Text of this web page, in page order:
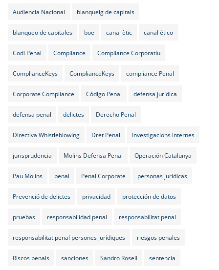
Audiencia Nacional blanqueig de capitals
blanqueo de capitales boe canal ètic canal ético
Codi Penal Compliance Compliance Corporatiu
ComplianceKeys ComplianceKeys compliance Penal
Corporate Compliance Código Penal defensa jurídica
defensa penal delictes Derecho Penal
Directiva Whistleblowing Dret Penal Investigacions internes
jurisprudencia Molins Defensa Penal Operación Catalunya
Pau Molins penal Penal Corporate personas jurídicas
Prevenció de delictes privacidad protección de datos
pruebas responsabilidad penal responsabilitat penal
responsabilitat penal persones jurídiques riesgos penales
Riscos penals sanciones Sandro Rosell sentencia